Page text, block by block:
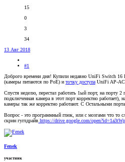
15
0
3
34
13 Авг 2018
#1
Доброго времени дня! Купили недавно UniFi Switch
(камеры питаются по PoE) и точку доступа UniFi AP-
Спустя неделю, перестал работать 1ый порт, на порту
подключенная камера в этот порт корректно
камеры так же корректно работают. С Остальными
Вопрос - это программный глюк, или с мозгами что то
скрин гуглдрайв https://drive.google.com/
Fenek
участник